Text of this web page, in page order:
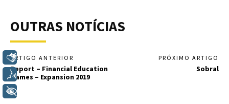
OUTRAS NOTÍCIAS
ARTIGO ANTERIOR
Report – Financial Education
Games – Expansion 2019
PRÓXIMO ARTIGO
Sobral
Libras
Voz